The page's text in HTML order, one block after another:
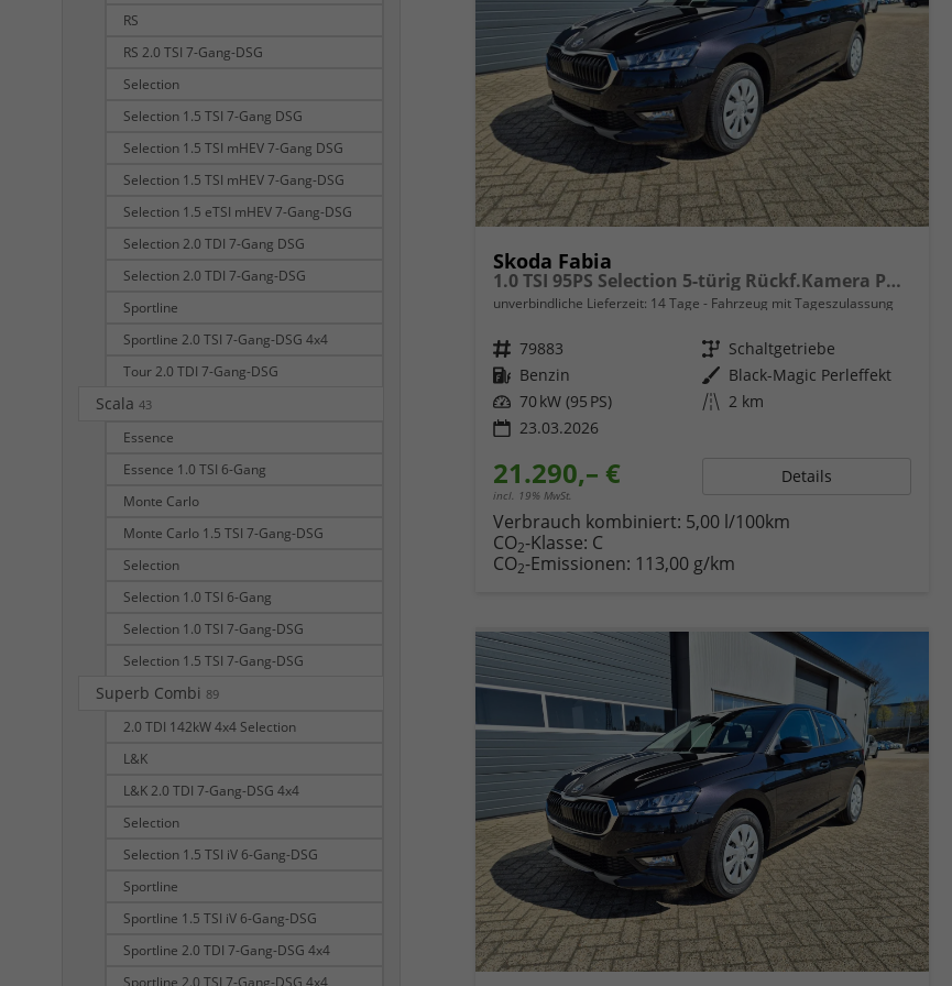
Skoda Fabia
1.0 TSI 95PS Selection 5-türig Rückf.Kamera Parksensoren Sitzheizung Multifunktionslenkrad Klima Skoda-Radio Bluetooth Touchscreen Tempomat Nebelsch. Apple CarPlay + Android Auto
unverbindliche Lieferzeit: 14 Tage Fahrzeug mit Tageszulassung
Fahrzeugnr. 79883 Getriebe Schaltgetriebe
Kraftstoff Benzin Außenfarbe Black-Magic Perleffekt
Leistung 70 kW (95 PS) Kilometerstand 2 km
23.03.2026
21.290,– €
incl. 19% MwSt.
Details
Verbrauch kombiniert: 5,00 l/100km
CO2-Klasse: C
CO2-Emissionen: 113,00 g/km
RS
RS 2.0 TSI 7-Gang-DSG
Selection
Selection 1.5 TSI 7-Gang DSG
Selection 1.5 TSI mHEV 7-Gang DSG
Selection 1.5 TSI mHEV 7-Gang-DSG
Selection 1.5 eTSI mHEV 7-Gang-DSG
Selection 2.0 TDI 7-Gang DSG
Selection 2.0 TDI 7-Gang-DSG
Sportline
Sportline 2.0 TSI 7-Gang-DSG 4x4
Tour 2.0 TDI 7-Gang-DSG
Scala 43
Essence
Essence 1.0 TSI 6-Gang
Monte Carlo
Monte Carlo 1.5 TSI 7-Gang-DSG
Selection
Selection 1.0 TSI 6-Gang
Selection 1.0 TSI 7-Gang-DSG
Selection 1.5 TSI 7-Gang-DSG
Superb Combi 89
2.0 TDI 142kW 4x4 Selection
L&K
L&K 2.0 TDI 7-Gang-DSG 4x4
Selection
Selection 1.5 TSI iV 6-Gang-DSG
Sportline
Sportline 1.5 TSI iV 6-Gang-DSG
Sportline 2.0 TDI 7-Gang-DSG 4x4
Sportline 2.0 TSI 7-Gang-DSG 4x4